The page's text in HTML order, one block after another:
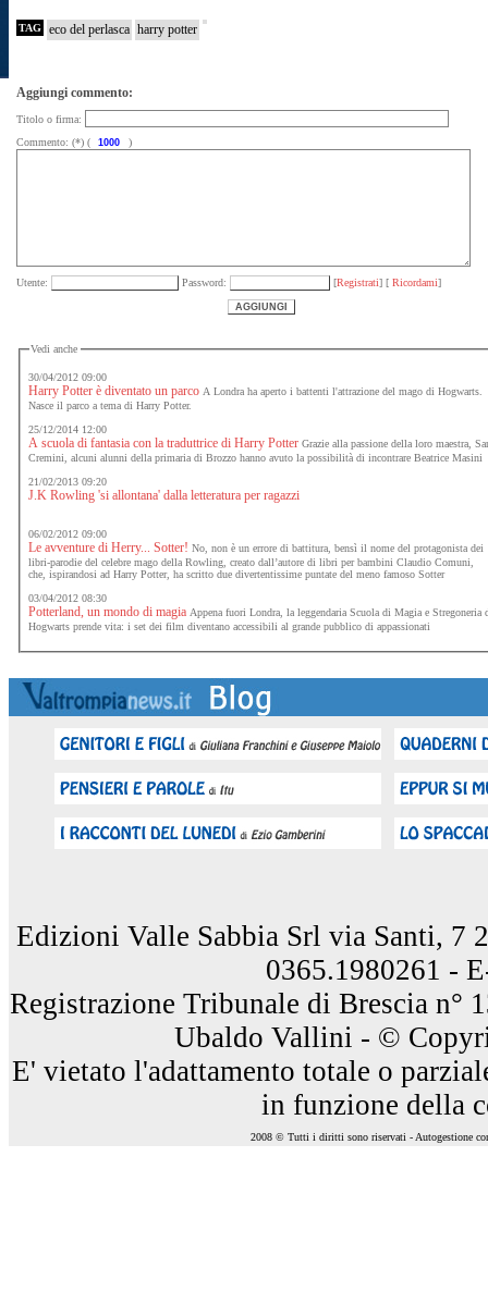
TAG eco del perlasca harry potter
Aggiungi commento:
Titolo o firma:
Commento: (*) (
)
Utente: Password: [Registrati] [ Ricordami]
Vedi anche
30/04/2012 09:00
Harry Potter è diventato un parco A Londra ha aperto i battenti l'attrazione del mago di Hogwarts.
Nasce il parco a tema di Harry Potter.
25/12/2014 12:00
A scuola di fantasia con la traduttrice di Harry Potter Grazie alla passione della loro maestra,
Cremini, alcuni alunni della primaria di Brozzo hanno avuto la possibilità di incontrare Beatrice Masini
21/02/2013 09:20
J.K Rowling 'si allontana' dalla letteratura per ragazzi
06/02/2012 09:00
Le avventure di Herry... Sotter! No, non è un errore di battitura, bensì il nome del protagonista dei
libri-parodie del celebre mago della Rowling, creato dall’autore di libri per bambini Claudio Comuni,
che, ispirandosi ad Harry Potter, ha scritto due divertentissime puntate del meno famoso Sotter
03/04/2012 08:30
Potterland, un mondo di magia Appena fuori Londra, la leggendaria Scuola di Magia e Stregoneria
Hogwarts prende vita: i set dei film diventano accessibili al grande pubblico di appassionati
Edizioni Valle Sabbia Srl via Santi, 7
0365.1980261 -
Registrazione Tribunale di Brescia n°
Ubaldo Vallini - ©
E' vietato l'adattamento totale o
in funzione della
2008 © Tutti i diritti sono riservati - Autogestione